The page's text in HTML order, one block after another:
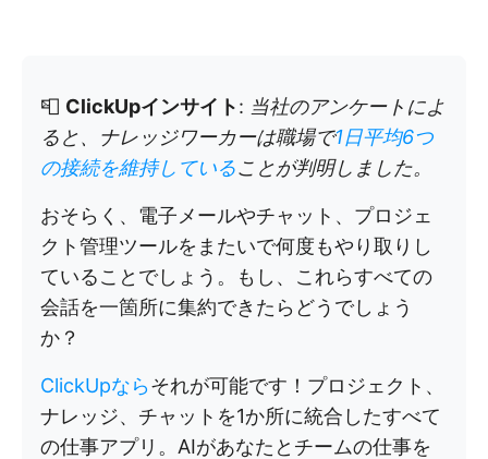
📮 ClickUpインサイト: 当社のアンケートによ
ると、ナレッジワーカーは職場で1日平均6つ
の接続を維持していることが判明しました。
おそらく、電子メールやチャット、プロジェ
クト管理ツールをまたいで何度もやり取りし
ていることでしょう。もし、これらすべての
会話を一箇所に集約できたらどうでしょう
か？
ClickUpならそれが可能です！プロジェクト、
ナレッジ、チャットを1か所に統合したすべて
の仕事アプリ。AIがあなたとチームの仕事を